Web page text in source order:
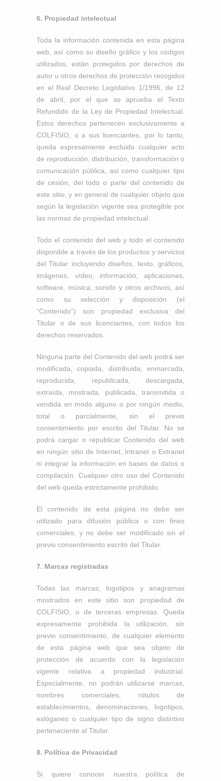
6. Propiedad intelectual
Toda la información contenida en esta página
web, así como su diseño gráfico y los códigos
utilizados, están protegidos por derechos de
autor u otros derechos de protección recogidos
en el Real Decreto Legislativo 1/1996, de 12
de abril, por el que se aprueba el Texto
Refundido de la Ley de Propiedad Intelectual.
Estos derechos pertenecen exclusivamente a
COLFISIO, o a sus licenciantes, por lo tanto,
queda expresamente excluido cualquier acto
de reproducción, distribución, transformación o
comunicación pública, así como cualquier tipo
de cesión, del todo o parte del contenido de
este sitio, y en general de cualquier objeto que
según la legislación vigente sea protegible por
las normas de propiedad intelectual.
Todo el contenido del web y todo el contenido
disponible a través de los productos y servicios
del Titular incluyendo diseños, texto, gráficos,
imágenes, vídeo, información, aplicaciones,
software, música, sonido y otros archivos, así
como su selección y disposición (el
“Contenido”) son propiedad exclusiva del
Titular o de sus licenciantes, con todos los
derechos reservados.
Ninguna parte del Contenido del web podrá ser
modificada, copiada, distribuida, enmarcada,
reproducida, republicada, descargada,
extraída, mostrada, publicada, transmitida o
vendida en modo alguno o por ningún medio,
total o parcialmente, sin el previo
consentimiento por escrito del Titular. No se
podrá cargar o republicar Contenido del web
en ningún sitio de Internet, Intranet o Extranet
ni integrar la información en bases de datos o
compilación. Cualquier otro uso del Contenido
del web queda estrictamente prohibido.
El contenido de esta página no debe ser
utilizado para difusión pública o con fines
comerciales, y no debe ser modificado sin el
previo consentimiento escrito del Titular.
7. Marcas registradas
Todas las marcas, logotipos y anagramas
mostrados en este sitio son propiedad de
COLFISIO, o de terceras empresas. Queda
expresamente prohibida la utilización, sin
previo consentimiento, de cualquier elemento
de esta página web que sea objeto de
protección de acuerdo con la legislación
vigente relativa a propiedad industrial.
Especialmente, no podrán utilizarse marcas,
nombres comerciales, rótulos de
establecimientos, denominaciones, logotipos,
eslóganes o cualquier tipo de signo distintivo
perteneciente al Titular.
8. Política de Privacidad
Si quiere conocer nuestra política de